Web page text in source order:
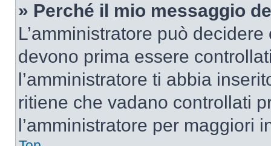
» Perché il mio messaggio
L’amministratore può
devono prima essere
l’amministratore ti abbia
ritiene che vadano controllati
l’amministratore per maggiori